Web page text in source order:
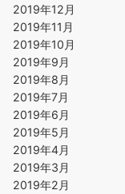
2019年12月
2019年11月
2019年10月
2019年9月
2019年8月
2019年7月
2019年6月
2019年5月
2019年4月
2019年3月
2019年2月